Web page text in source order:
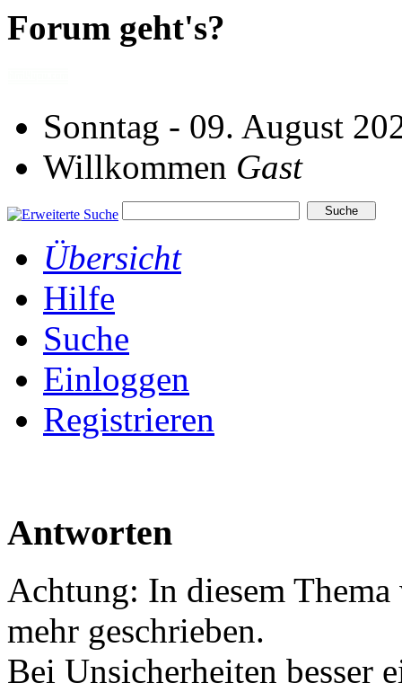
Forum geht's?
Sonntag - 09. August
Willkommen Gast
Übersicht
Hilfe
Suche
Einloggen
Registrieren
Antworten
Achtung: In diesem
mehr geschrieben.
Bei Unsicherheiten besser